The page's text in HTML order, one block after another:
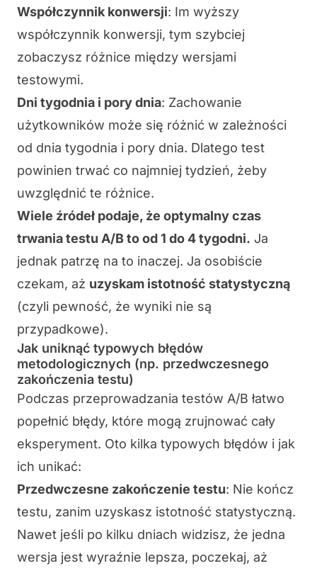
Współczynnik konwersji: Im wyższy
współczynnik konwersji, tym szybciej
zobaczysz różnice między wersjami
testowymi.
Dni tygodnia i pory dnia: Zachowanie
użytkowników może się różnić w zależności
od dnia tygodnia i pory dnia. Dlatego test
powinien trwać co najmniej tydzień, żeby
uwzględnić te różnice.
Wiele źródeł podaje, że optymalny czas
trwania testu A/B to od 1 do 4 tygodni. Ja
jednak patrzę na to inaczej. Ja osobiście
czekam, aż uzyskam istotność statystyczną
(czyli pewność, że wyniki nie są
przypadkowe).
Jak uniknąć typowych błędów
metodologicznych (np. przedwczesnego
zakończenia testu)
Podczas przeprowadzania testów A/B łatwo
popełnić błędy, które mogą zrujnować cały
eksperyment. Oto kilka typowych błędów i jak
ich unikać:
Przedwczesne zakończenie testu: Nie kończ
testu, zanim uzyskasz istotność statystyczną.
Nawet jeśli po kilku dniach widzisz, że jedna
wersja jest wyraźnie lepsza, poczekaj, aż